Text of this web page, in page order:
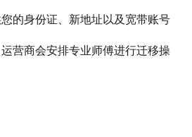
的身份证、新地址以及宽带账号
营商会安排专业师傅进行迁移操